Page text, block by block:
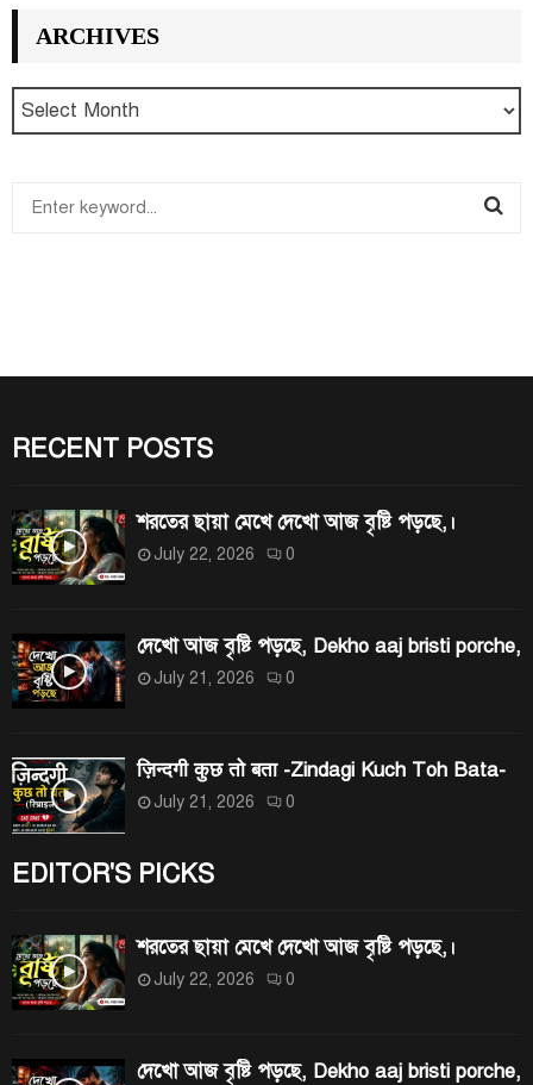
r
o
H
ARCHIVES
f
r
:
RECENT POSTS
শরতের ছায়া মেখে দেখো আজ বৃষ্টি পড়ছে,।
July 22, 2026 0
দেখো আজ বৃষ্টি পড়ছে, Dekho aaj bristi porche,
July 21, 2026 0
ज़िन्दगी कुछ तो बता -Zindagi Kuch Toh Bata-
July 21, 2026 0
EDITOR'S PICKS
শরতের ছায়া মেখে দেখো আজ বৃষ্টি পড়ছে,।
July 22, 2026 0
দেখো আজ বৃষ্টি পড়ছে, Dekho aaj bristi porche,